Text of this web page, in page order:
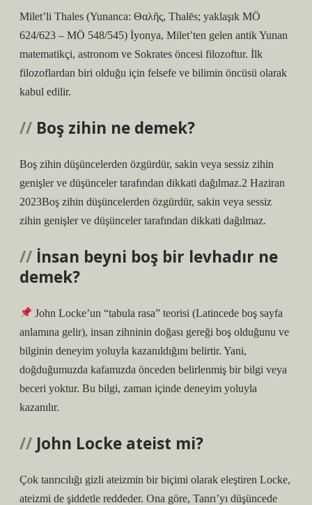
Milet’li Thales (Yunanca: Θαλῆς, Thalēs; yaklaşık MÖ
624/623 – MÖ 548/545) İyonya, Milet’ten gelen antik Yunan
matematikçi, astronom ve Sokrates öncesi filozoftur. İlk
filozoflardan biri olduğu için felsefe ve bilimin öncüsü olarak
kabul edilir.
Boş zihin ne demek?
Boş zihin düşüncelerden özgürdür, sakin veya sessiz zihin
genişler ve düşünceler tarafından dikkati dağılmaz.2 Haziran
2023Boş zihin düşüncelerden özgürdür, sakin veya sessiz
zihin genişler ve düşünceler tarafından dikkati dağılmaz.
İnsan beyni boş bir levhadır ne
demek?
John Locke’un “tabula rasa” teorisi (Latincede boş sayfa
anlamına gelir), insan zihninin doğası gereği boş olduğunu ve
bilginin deneyim yoluyla kazanıldığını belirtir. Yani,
doğduğumuzda kafamızda önceden belirlenmiş bir bilgi veya
beceri yoktur. Bu bilgi, zaman içinde deneyim yoluyla
kazanılır.
John Locke ateist mi?
Çok tanrıcılığı gizli ateizmin bir biçimi olarak eleştiren Locke,
ateizmi de şiddetle reddeder. Ona göre, Tanrı’yı ​​düşüncede